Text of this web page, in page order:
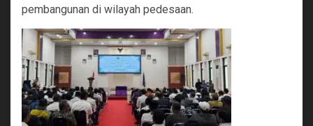
pembangunan di wilayah pedesaan.